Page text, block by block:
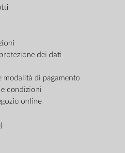
dei dati
modalità di pagamento
condizioni
online